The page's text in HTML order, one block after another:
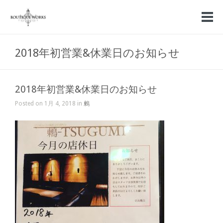
2018年初営業&休業日のお知らせ
2018年初営業&休業日のお知らせ
Posted on 1月 4, 2018 in 鶫